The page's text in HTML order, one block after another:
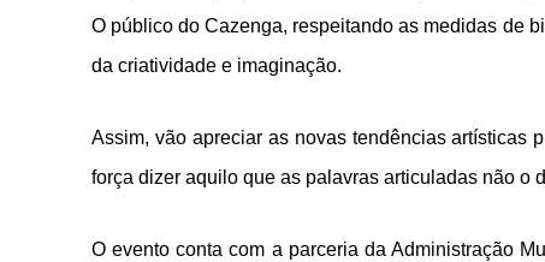
O público do Cazenga, respeitando as medidas de
da criatividade e imaginação.
Assim, vão apreciar as novas tendências artísticas
força dizer aquilo que as palavras articuladas não o
O evento conta com a parceria da Administração